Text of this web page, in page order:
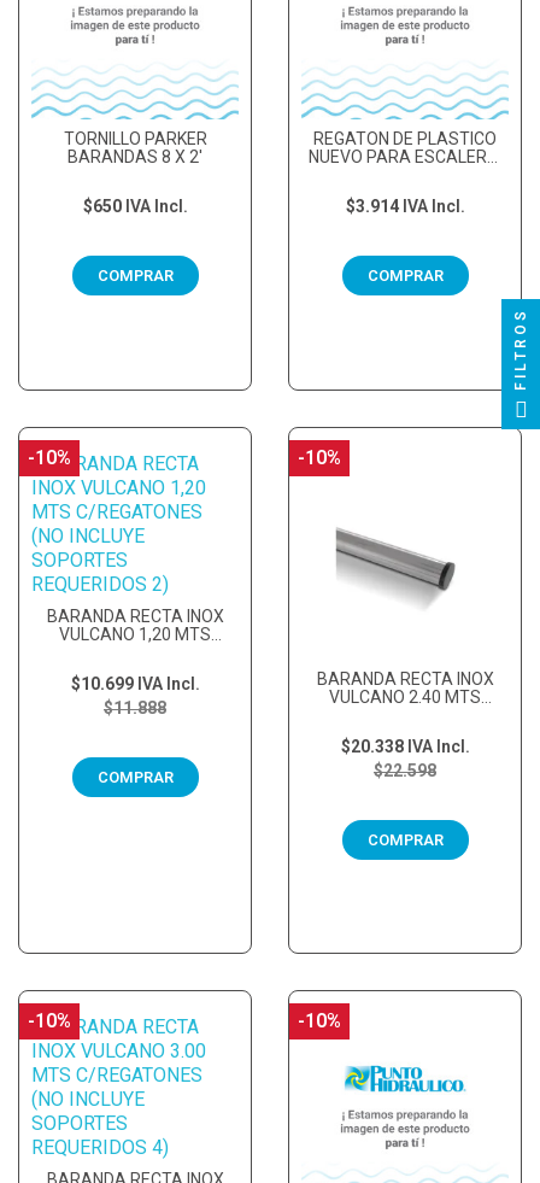
TORNILLO PARKER
BARANDAS 8 X 2'
$650 IVA Incl.
COMPRAR
REGATON DE PLASTICO
NUEVO PARA ESCALERA,
$3.914 IVA Incl.
COMPRAR
BARANDA RECTA INOX
VULCANO 1,20 MTS
$11.888
$10.699 IVA Incl.
COMPRAR
-10%
BARANDA RECTA INOX
VULCANO 2.40 MTS
$22.598
$20.338 IVA Incl.
COMPRAR
-10%
BARANDA RECTA INOX
-10% -10%
FILTROS